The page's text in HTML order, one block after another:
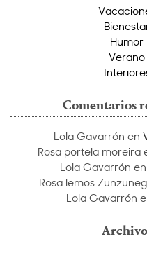
Humor
Verano
Comentarios
Lola Gavarrón en
Rosa portela moreira
Lola Gavarrón en
Rosa lemos
Lola Gavarrón